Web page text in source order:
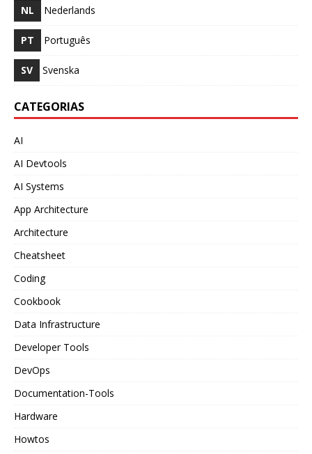
NL Nederlands
PT Português
SV Svenska
CATEGORIAS
AI
AI Devtools
AI Systems
App Architecture
Architecture
Cheatsheet
Coding
Cookbook
Data Infrastructure
Developer Tools
DevOps
Documentation-Tools
Hardware
Howtos